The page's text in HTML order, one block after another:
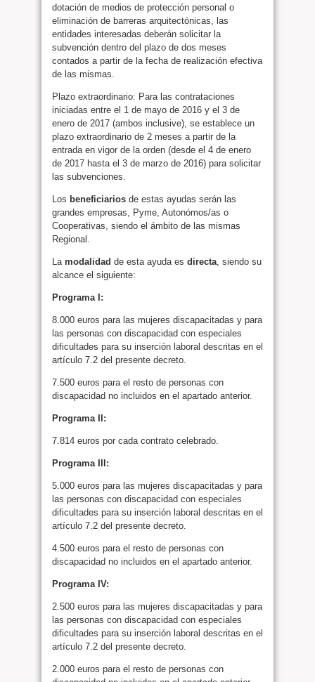
dotación de medios de protección personal o
eliminación de barreras arquitectónicas, las
entidades interesadas deberán solicitar la
subvención dentro del plazo de dos meses
contados a partir de la fecha de realización efectiva
de las mismas.
Plazo extraordinario: Para las contrataciones
iniciadas entre el 1 de mayo de 2016 y el 3 de
enero de 2017 (ambos inclusive), se establece un
plazo extraordinario de 2 meses a partir de la
entrada en vigor de la orden (desde el 4 de enero
de 2017 hasta el 3 de marzo de 2016) para solicitar
las subvenciones.
Los beneficiarios de estas ayudas serán las
grandes empresas, Pyme, Autonómos/as o
Cooperativas, siendo el ámbito de las mismas
Regional.
La modalidad de esta ayuda es directa, siendo su
alcance el siguiente:
Programa I:
8.000 euros para las mujeres discapacitadas y para
las personas con discapacidad con especiales
dificultades para su inserción laboral descritas en el
artículo 7.2 del presente decreto.
7.500 euros para el resto de personas con
discapacidad no incluidos en el apartado anterior.
Programa II:
7.814 euros por cada contrato celebrado.
Programa III:
5.000 euros para las mujeres discapacitadas y para
las personas con discapacidad con especiales
dificultades para su inserción laboral descritas en el
artículo 7.2 del presente decreto.
4.500 euros para el resto de personas con
discapacidad no incluidos en el apartado anterior.
Programa IV:
2.500 euros para las mujeres discapacitadas y para
las personas con discapacidad con especiales
dificultades para su inserción laboral descritas en el
artículo 7.2 del presente decreto.
2.000 euros para el resto de personas con